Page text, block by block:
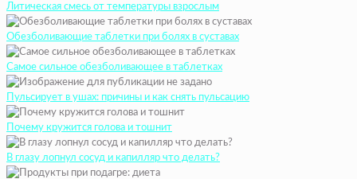
Литическая смесь от температуры взрослым
Обезболивающие таблетки при болях в суставах
Самое сильное обезболивающее в таблетках
Пульсирует в ушах: причины и как снять пульсацию
Почему кружится голова и тошнит
В глазу лопнул сосуд и капилляр что делать?